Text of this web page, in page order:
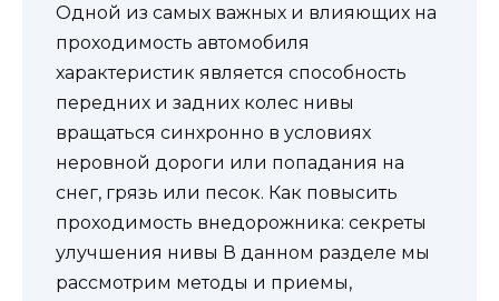
Одной из самых важных и влияющих на
проходимость автомобиля
характеристик является способность
передних и задних колес нивы
вращаться синхронно в условиях
неровной дороги или попадания на
снег, грязь или песок. Как повысить
проходимость внедорожника: секреты
улучшения нивы В данном разделе мы
рассмотрим методы и приемы,